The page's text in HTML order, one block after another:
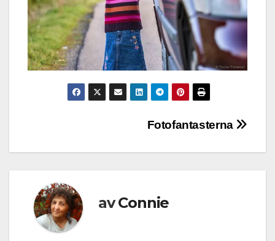
Inläggsnavigering
Fotofantasterna
avConnie